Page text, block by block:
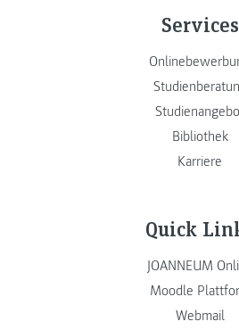
Services
Bibliothek
Karriere
Quick
JOANNEUM
Moodle
Webmail